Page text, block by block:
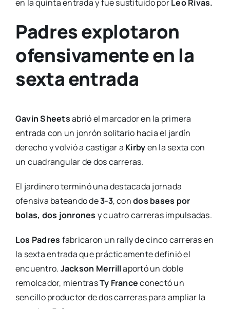
en la quinta entrada y fue sustituido porLeo Rivas.
Padres explotaron
ofensivamente en la
sexta entrada
Gavin Sheetsabrió el marcador en la primera
entrada con un jonrón solitario hacia el jardín
derecho y volvió a castigar a Kirbyen la sexta con
un cuadrangular de dos carreras.
El jardinero terminó una destacada jornada
ofensiva bateando de3-3, condos bases por
bolas, dos jonrones y cuatro carreras impulsadas.
Los Padres fabricaron un rally de cinco carreras en
la sexta entrada que prácticamente definió el
encuentro. Jackson Merrillaportó un doble
remolcador, mientrasTy Franceconectó un
sencillo productor de dos carreras para ampliar la